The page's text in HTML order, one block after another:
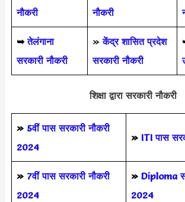
नौकरी
नौकरी
➥तेलंगाना
सरकारी नौकरी
»केंद्र शासित प्रदेश
सरकारी नौकरी
शिक्षा द्वारा सरकारी नौकरी
» 5वीं पास सरकारी नौकरी
2024
» ITI पास
» 7वीं पास सरकारी नौकरी
2024
» Diploma
2024